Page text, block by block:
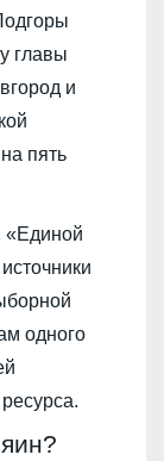
главы
и
пять
«Единой
одного